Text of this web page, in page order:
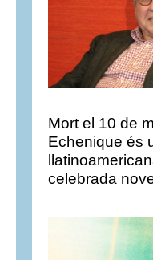
Mort el 10 de
Echenique és
celebrada